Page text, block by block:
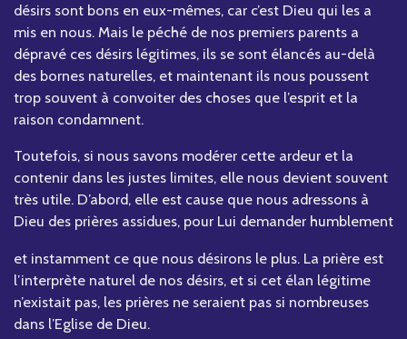
désirs sont bons en eux-mêmes, car c’est Dieu qui les a
mis en nous. Mais le péché de nos premiers parents a
dépravé ces désirs légitimes, ils se sont élancés au-delà
des bornes naturelles, et maintenant ils nous poussent
trop souvent à convoiter des choses que l’esprit et la
raison condamnent.
Toutefois, si nous savons modérer cette ardeur et la
contenir dans les justes limites, elle nous devient souvent
très utile. D’abord, elle est cause que nous adressons à
Dieu des prières assidues, pour Lui demander humblement
et instamment ce que nous désirons le plus. La prière est
l’interprète naturel de nos désirs, et si cet élan légitime
n’existait pas, les prières ne seraient pas si nombreuses
dans l’Eglise de Dieu.